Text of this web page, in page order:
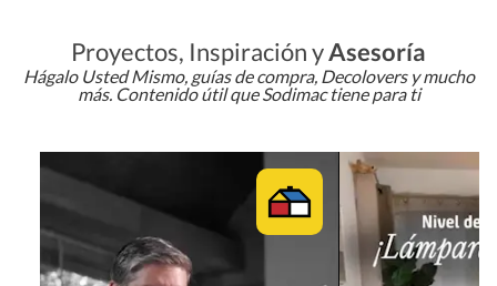
Proyectos, Inspiración yAsesoría
Hágalo Usted Mismo, guías de compra, Decolovers y mucho
más. Contenido útil que Sodimac tiene para ti